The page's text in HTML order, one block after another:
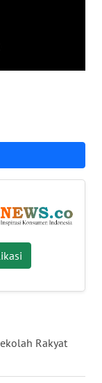
Rakyat